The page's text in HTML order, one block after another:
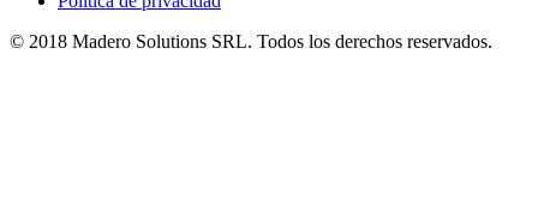
© 2018 Madero Solutions SRL. Todos los derechos reservados.